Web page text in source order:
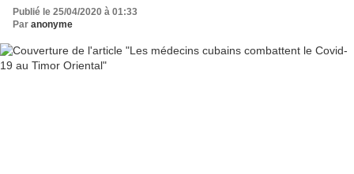
Publié le 25/04/2020 à 01:33
Par anonyme